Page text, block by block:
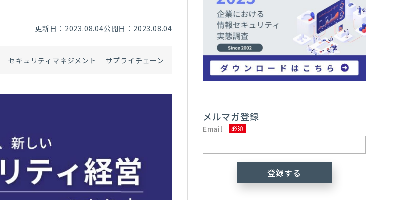
更新日：2023.08.04公開日：2023.08.04
セキュリティマネジメント サプライチェーン
メルマガ登録
Email